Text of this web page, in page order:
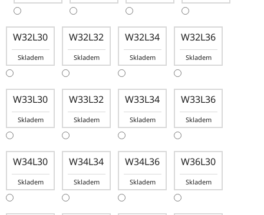
W32L30
Skladem
W32L32
Skladem
W32L34
Skladem
W32L36
Skladem
W33L30
Skladem
W33L32
Skladem
W33L34
Skladem
W33L36
Skladem
W34L30
Skladem
W34L34
Skladem
W34L36
Skladem
W36L30
Skladem